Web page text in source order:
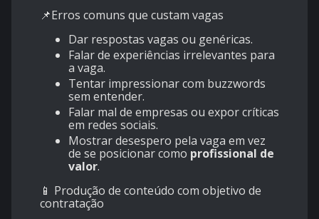
📌Erros comuns que custam vagas
Dar respostas vagas ou genéricas.
Falar de experiências irrelevantes para
a vaga.
Tentar impressionar com buzzwords
sem entender.
Falar mal de empresas ou expor críticas
em redes sociais.
Mostrar desespero pela vaga em vez
de se posicionar como profissional de
valor.
📱 Produção de conteúdo com objetivo de
contratação